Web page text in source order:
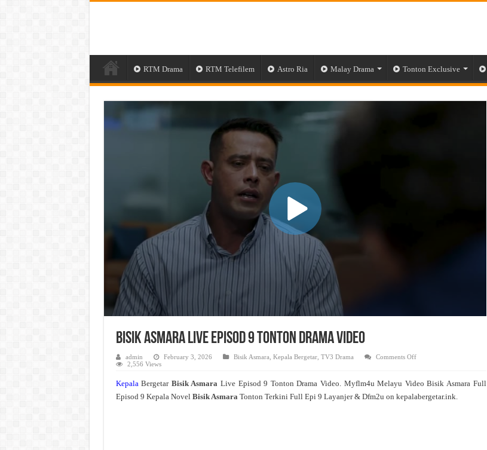
RTM Drama RTM Telefilem Astro Ria Malay Drama Tonton Exclusive
Bisik Asmara Live Episod 9 Tonton Drama Video
admin February 3, 2026 Bisik Asmara Kepala Bergetar, TV3 Drama Comments Offon
Episod
Tonton
2,556 Views
KepalaBergetar Bisik Asmara Live Episod 9 Tonton Drama Video. Myflm4u Melayu Video Bisik Asmara Full
Episod 9 Kepala NovelBisik Asmara Tonton Terkini Full Epi 9 Layanjer & Dfm2u on kepalabergetar.ink.